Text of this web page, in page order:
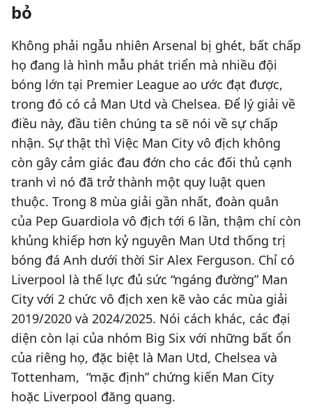
bỏ
Không phải ngẫu nhiên Arsenal bị ghét, bất chấp
họ đang là hình mẫu phát triển mà nhiều đội
bóng lớn tại Premier League ao ước đạt được,
trong đó có cả Man Utd và Chelsea. Để lý giải về
điều này, đầu tiên chúng ta sẽ nói về sự chấp
nhận. Sự thật thì Việc Man City vô địch không
còn gây cảm giác đau đớn cho các đối thủ cạnh
tranh vì nó đã trở thành một quy luật quen
thuộc. Trong 8 mùa giải gần nhất, đoàn quân
của Pep Guardiola vô địch tới 6 lần, thậm chí còn
khủng khiếp hơn kỷ nguyên Man Utd thống trị
bóng đá Anh dưới thời Sir Alex Ferguson. Chỉ có
Liverpool là thế lực đủ sức “ngáng đường” Man
City với 2 chức vô địch xen kẽ vào các mùa giải
2019/2020 và 2024/2025. Nói cách khác, các đại
diện còn lại của nhóm Big Six với những bất ổn
của riêng họ, đặc biệt là Man Utd, Chelsea và
Tottenham, “mặc định” chứng kiến Man City
hoặc Liverpool đăng quang.